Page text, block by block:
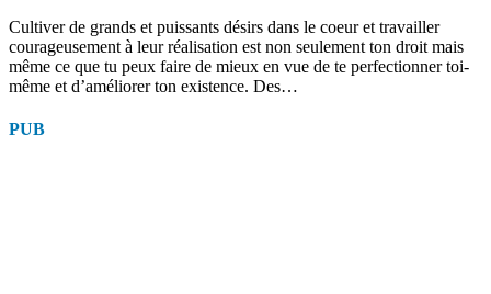
Cultiver de grands et puissants désirs dans le coeur et travailler
courageusement à leur réalisation est non seulement ton droit mais
même ce que tu peux faire de mieux en vue de te perfectionner toi-
même et d’améliorer ton existence. Des…
PUB